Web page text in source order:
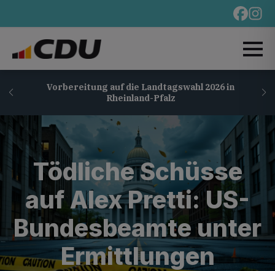
Vorbereitung auf die Landtagswahl 2026 in
Rheinland-Pfalz
Tödliche Schüsse
auf Alex Pretti: US-
Bundesbeamte unter
Ermittlungen